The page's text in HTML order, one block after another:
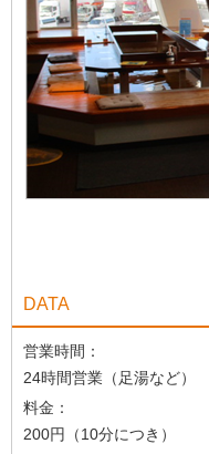
DATA
営業時間：
24時間営業（足湯など）
料金：
200円（10分につき）